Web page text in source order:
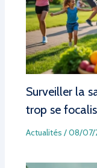
Surveiller la
trop se
Actualités /08/07/